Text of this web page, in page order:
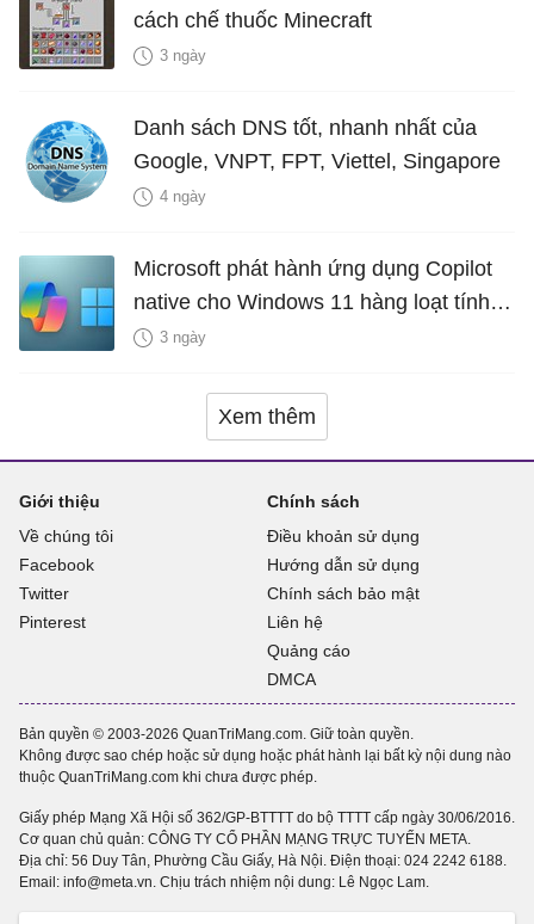
cách chế thuốc Minecraft
3 ngày
Danh sách DNS tốt, nhanh nhất của
Google, VNPT, FPT, Viettel, Singapore
4 ngày
Microsoft phát hành ứng dụng Copilot
native cho Windows 11 hàng loạt tính
năng mới Hữu Ích
3 ngày
Xem thêm
Giới thiệu
Về chúng tôi
Facebook
Twitter
Pinterest
Chính sách
Điều khoản sử dụng
Hướng dẫn sử dụng
Chính sách bảo mật
Liên hệ
Quảng cáo
DMCA
Bản quyền © 2003-2026 QuanTriMang.com. Giữ toàn quyền.
Không được sao chép hoặc sử dụng hoặc phát hành lại bất kỳ nội dung nào
thuộc QuanTriMang.com khi chưa được phép.
Giấy phép Mạng Xã Hội số 362/GP-BTTTT do bộ TTTT cấp ngày 30/06/2016.
Cơ quan chủ quản: CÔNG TY CỔ PHẦN MẠNG TRỰC TUYẾN META.
Địa chỉ: 56 Duy Tân, Phường Cầu Giấy, Hà Nội. Điện thoại: 024 2242 6188.
Email: info@meta.vn. Chịu trách nhiệm nội dung: Lê Ngọc Lam.